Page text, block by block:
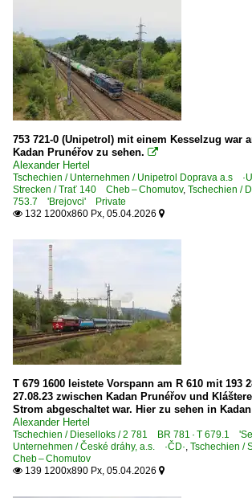
2 749 BR 749 · T 478.1
2 753 BR 753 · T 478.3 'Brejovci'
2 753 BR 753.6 ·EffiLiner 1600·
2 753 BR 753.7 'Brejovci'
2 754 BR 754 · T 478.4 'Brejlovci',
2 761 BR 761 ·ER20·
2 770 BR 770 · T 669.0 'Cmelak'
2 771 BR 771 · T 669.1 'Cmelak'
Dieseltriebzüge
5 801 BR 801 · M 131.1 'Hurvinek'
5 810 BR 810 · M 152.0 'Chcípák',
5 810 BR 810 · M 152.0
5 830 BR 830 · M 262.0
5 831 BR 831 · M 262.1
5 842 BR 842
5 844 BR 844 RegioShark ·Link II·
753 721-0 (Unipetrol) mit einem Kesselzug war
Kadan Prunéřov zu sehen. 
Alexander Hertel
Tschechien / Unternehmen / Unipetrol Doprava a.s
Strecken / Trať 140 Cheb – Chomutov, Tschechien /
753.7 'Brejovci' Private
 132 1200x860 Px, 05.04.2026 
T 679 1600 leistete Vorspann am R 610 mit 193
27.08.23 zwischen Kadan Prunéřov und
Strom abgeschaltet war. Hier zu sehen in
Alexander Hertel
Tschechien / Dieselloks / 2 781 BR 781 · T 679.1
Unternehmen / České dráhy, a.s. ·ČD·, Tschechien /
Cheb – Chomutov
 139 1200x890 Px, 05.04.2026 